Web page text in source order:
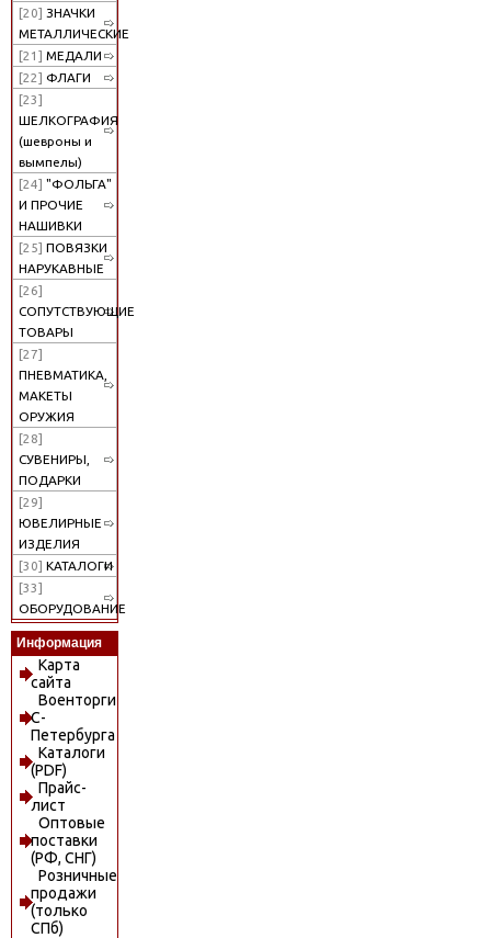
[20] ЗНАЧКИ
МЕТАЛЛИЧЕСКИЕ
[21] МЕДАЛИ
[22] ФЛАГИ
[23]
ШЕЛКОГРАФИЯ
(шевроны и
вымпелы)
[24] "ФОЛЬГА"
И ПРОЧИЕ
НАШИВКИ
[25] ПОВЯЗКИ
НАРУКАВНЫЕ
[26]
СОПУТСТВУЮЩИЕ
ТОВАРЫ
[27]
ПНЕВМАТИКА,
МАКЕТЫ
ОРУЖИЯ
[28]
СУВЕНИРЫ,
ПОДАРКИ
[29]
ЮВЕЛИРНЫЕ
ИЗДЕЛИЯ
[30] КАТАЛОГИ
[33]
ОБОРУДОВАНИЕ
Информация
Карта
сайта
Военторги
С-
Петербурга
Каталоги
(PDF)
Прайс-
лист
Оптовые
поставки
(РФ, СНГ)
Розничные
продажи
(только
СПб)